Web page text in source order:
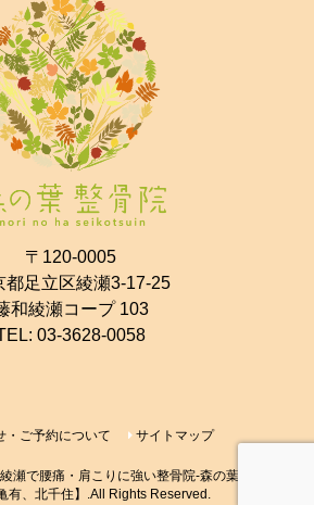
〒120-0005
都足立区綾瀬3-17-25
和綾瀬コープ 103
03-3628-0058
・ご予約について サイトマップ
瀬で腰痛・肩こりに強い整骨院-森の葉整骨院-
有、北千住】
.All Rights Reserved.